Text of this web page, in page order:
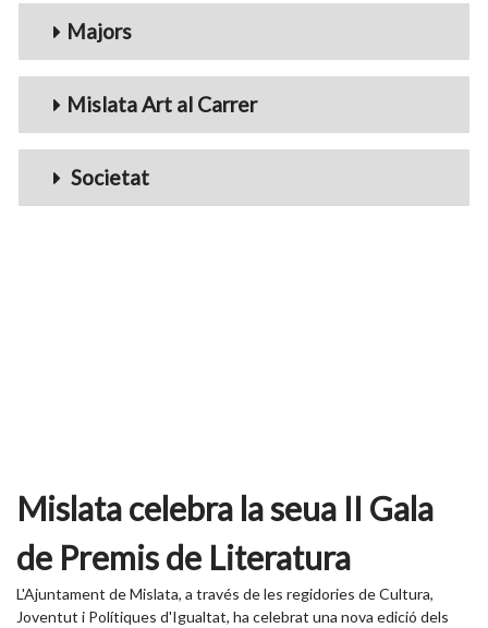
Majors
Mislata Art al Carrer
Societat
Mislata celebra la seua II Gala
de Premis de Literatura
L'Ajuntament de Mislata, a través de les regidories de Cultura,
Joventut i Polítiques d'Igualtat, ha celebrat una nova edició dels